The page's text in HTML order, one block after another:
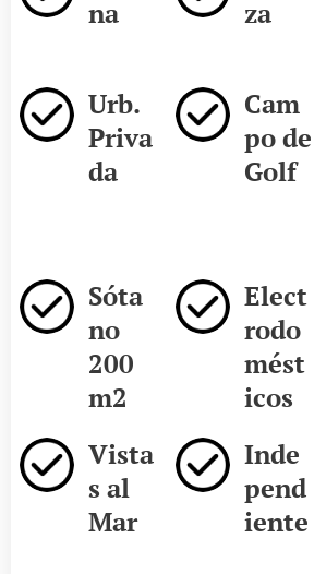
na za
Urb.
Priva
da
Cam
po de
Golf
Sóta
no
200
m2
Elect
rodo
mést
icos
Vista
s al
Mar
Inde
pend
iente